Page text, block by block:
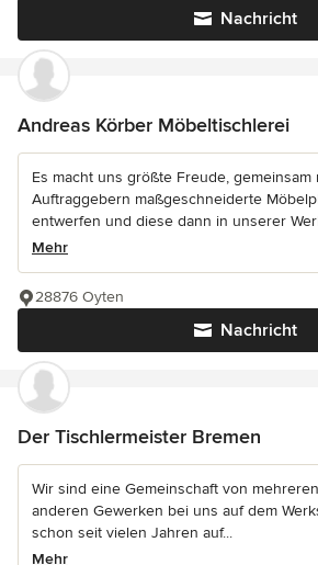
Nachricht
Andreas Körber Möbeltischlerei
Es macht uns größte Freude, gemeinsam
Auftraggebern maßgeschneiderte
entwerfen und diese dann in unserer
Mehr
Nachricht
28876 Oyten
Der Tischlermeister Bremen
Wir sind eine Gemeinschaft von
anderen Gewerken bei uns auf dem
schon seit vielen Jahren auf...
Mehr